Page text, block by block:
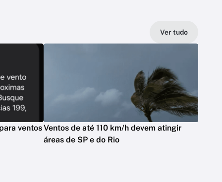
Ver tudo
ventosVentos de até 110 km/h devem atingir
áreas de SP e do Rio